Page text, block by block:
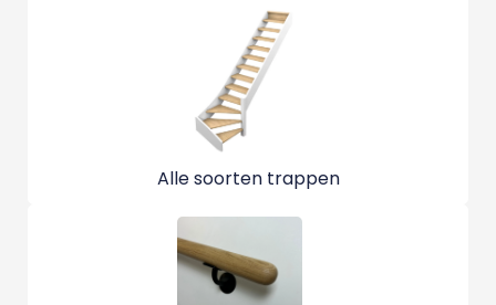
Alle soorten trappen